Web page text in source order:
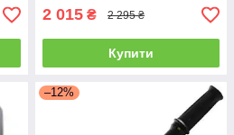
2 015 ₴ 2 295 ₴
Купити
–12%